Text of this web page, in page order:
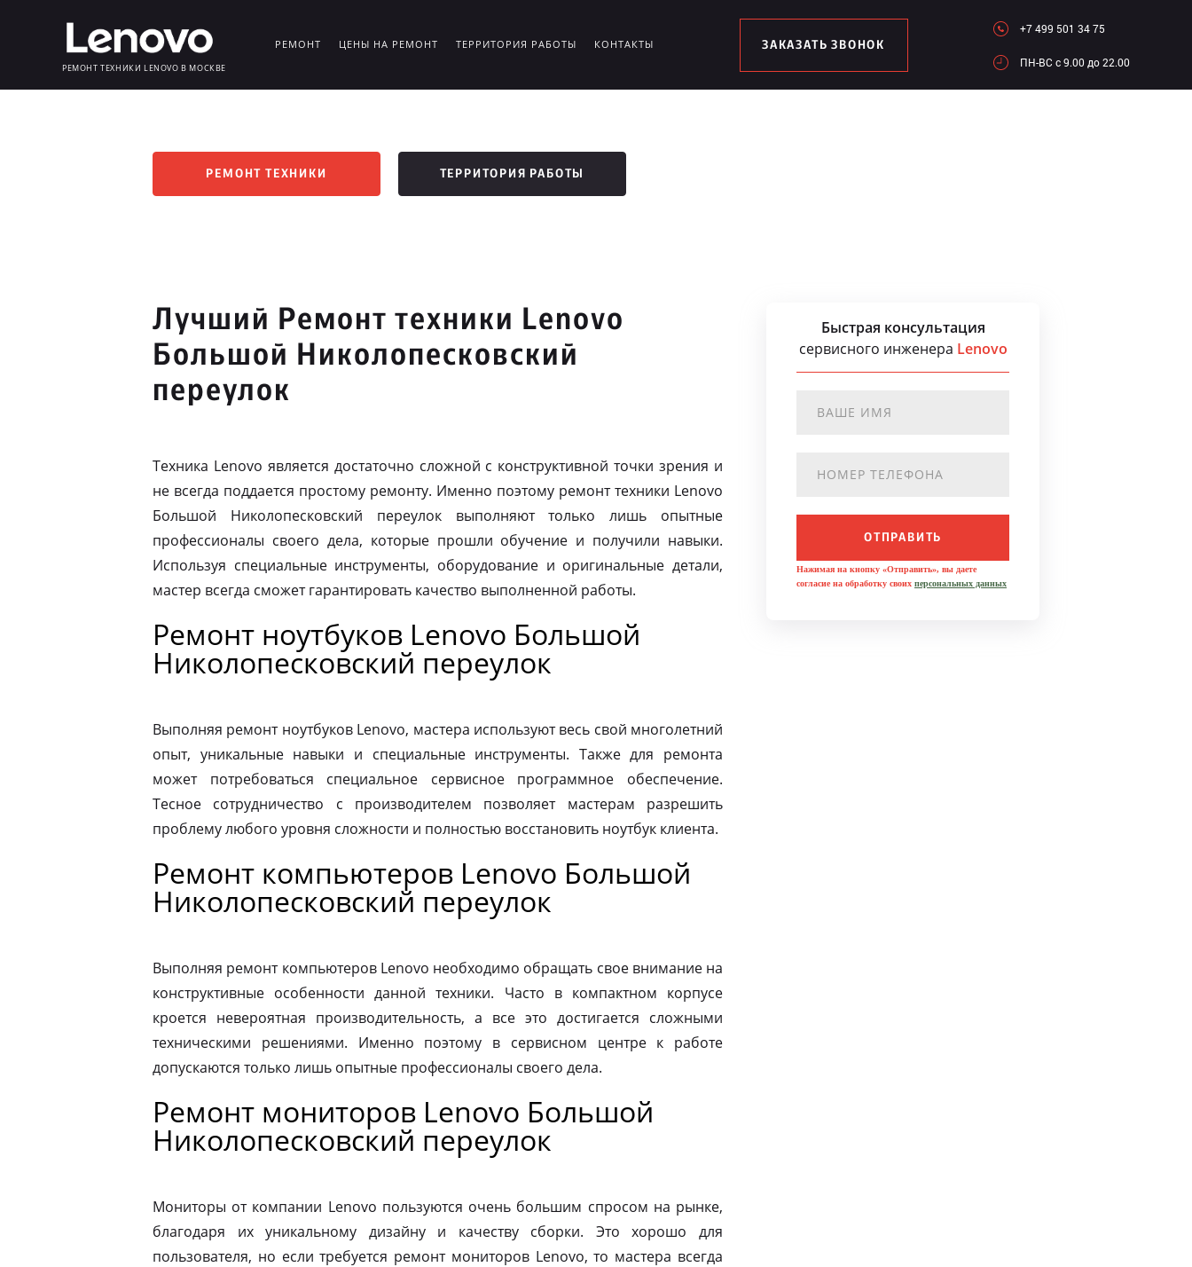
РЕМОНТ ТЕХНИКИ LENOVO В МОСКВЕ
РЕМОНТ ЦЕНЫ НА РЕМОНТ ТЕРРИТОРИЯ РАБОТЫ КОНТАКТЫ ЗАКАЗАТЬ ЗВОНОК
+7 499 501 34 75
ПН-ВC c 9.00 до 22.00
РЕМОНТ ТЕХНИКИ ТЕРРИТОРИЯ РАБОТЫ
Лучший Ремонт техники Lenovo
Большой Николопесковский
переулок
Техника Lenovo является достаточно сложной с конструктивной точки зрения и
не всегда поддается простому ремонту. Именно поэтому ремонт техники Lenovo
Большой Николопесковский переулок выполняют только лишь опытные
профессионалы своего дела, которые прошли обучение и получили навыки.
Используя специальные инструменты, оборудование и оригинальные детали,
мастер всегда сможет гарантировать качество выполненной работы.
Ремонт ноутбуков Lenovo Большой
Николопесковский переулок
Выполняя ремонт ноутбуков Lenovo, мастера используют весь свой многолетний
опыт, уникальные навыки и специальные инструменты. Также для ремонта
может потребоваться специальное сервисное программное обеспечение.
Тесное сотрудничество с производителем позволяет мастерам разрешить
проблему любого уровня сложности и полностью восстановить ноутбук клиента.
Ремонт компьютеров Lenovo Большой
Николопесковский переулок
Выполняя ремонт компьютеров Lenovo необходимо обращать свое внимание на
конструктивные особенности данной техники. Часто в компактном корпусе
кроется невероятная производительность, а все это достигается сложными
техническими решениями. Именно поэтому в сервисном центре к работе
допускаются только лишь опытные профессионалы своего дела.
Ремонт мониторов Lenovo Большой
Николопесковский переулок
Мониторы от компании Lenovo пользуются очень большим спросом на рынке,
благодаря их уникальному дизайну и качеству сборки. Это хорошо для
пользователя, но если требуется ремонт мониторов Lenovo, то мастера всегда
Быстрая консультация
сервисного инженера Lenovo
ОТПРАВИТЬ
Нажимая на кнопку «Отправить», вы даете
согласие на обработку своих персональных данных